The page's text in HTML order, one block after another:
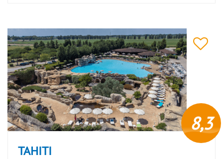
8,3
TAHITI